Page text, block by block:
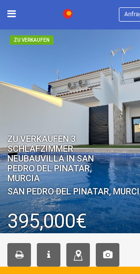
ZU VERKAUFEN
ZU VERKAUFEN 3
SCHLAFZIMMER
NEUBAUVILLA IN SAN
PEDRO DEL PINATAR,
MURCIA
SAN PEDRO DEL PINATAR,
395,000€